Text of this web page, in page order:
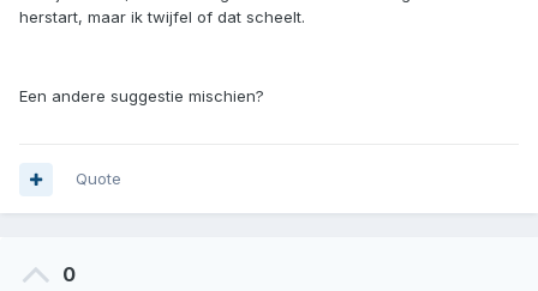
herstart, maar ik twijfel of dat scheelt.
Een andere suggestie mischien?
Quote
0